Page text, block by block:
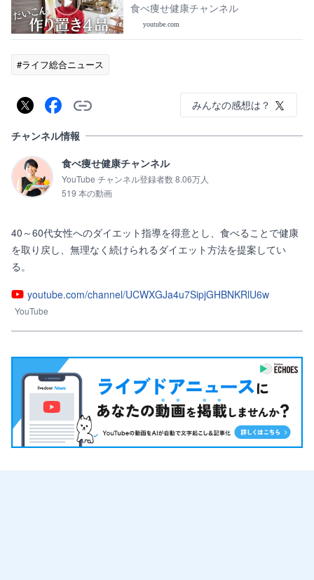
り置き4品。簡単にできる和定食！
食べ痩せ健康チャンネル
youtube.com
#ライフ総合ニュース
みんなの感想は？
チャンネル情報
食べ痩せ健康チャンネル
YouTube チャンネル登録者数 8.06万人
519 本の動画
40～60代女性へのダイエット指導を得意とし、食べることで健康
を取り戻し、無理なく続けられるダイエット方法を提案してい
る。
youtube.com/channel/UCWXGJa4u7SipjGHBNKRlU6w
YouTube